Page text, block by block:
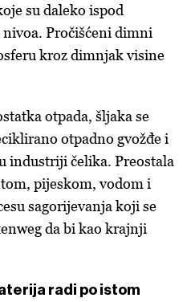
su daleko ispod
Pročišćeni dimni
kroz dimnjak visine
otpada, šljaka se
otpadno gvožđe i
industriji čelika. Preostala
pijeskom, vodom i
sagorijevanja koji se
da bi kao krajnji
radi po istom